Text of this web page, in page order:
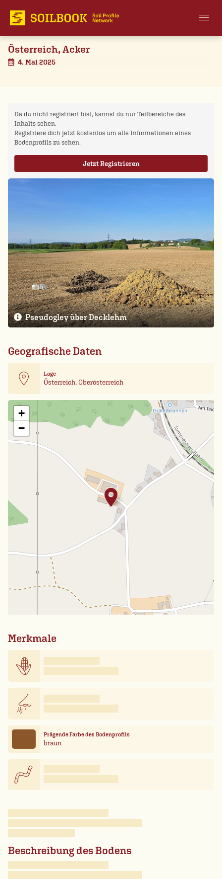
Österreich, Acker
4. Mai 2025
Da du nicht registriert bist, kannst du nur Teilbereiche des
Inhalts sehen.
Registriere dich jetzt kostenlos um alle Informationen eines
Bodenprofils zu sehen.
Jetzt Registrieren
Pseudogley über Decklehm
Geografische Daten
Lage
Österreich, Oberösterreich
+
−
Merkmale
Prägende Farbe des Bodenprofils
braun
Beschreibung des Bodens